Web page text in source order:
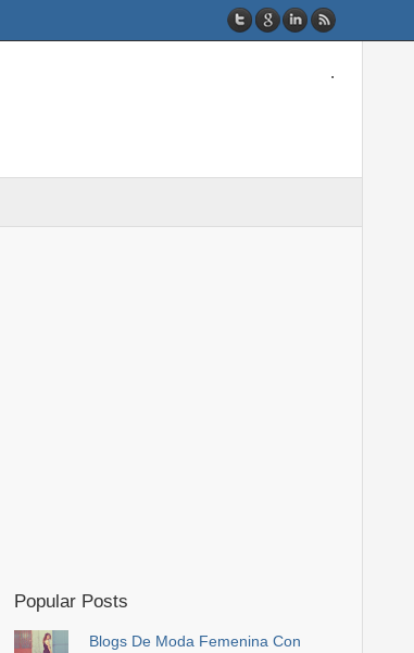
.
Popular Posts
Blogs De Moda Femenina Con